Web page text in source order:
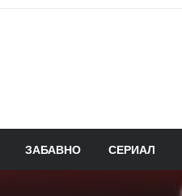
ЗАБАВНО СЕРИАЛ